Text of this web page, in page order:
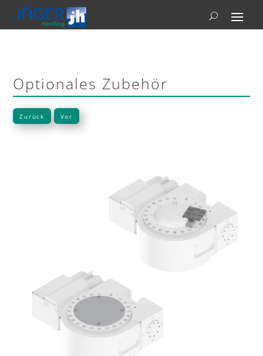
Optionales Zubehör
Zurück Vor